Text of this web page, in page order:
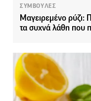
ΣΥΜΒΟΥΛΕΣ
Μαγειρεμένο ρύζι:
τα συχνά λάθη που